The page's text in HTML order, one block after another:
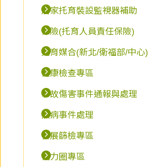
居家托育裝設監視器補助
保險(托育人員責任保險)
托育媒合(新北/衛福部/中心)
健康檢查專區
事故傷害事件通報與處理
疾病事件處理
發展篩檢專區
協力圈專區